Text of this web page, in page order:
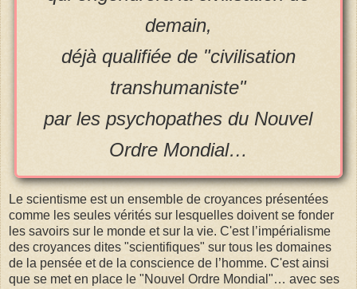
demain,
déjà qualifiée de "civilisation
transhumaniste"
par les psychopathes du Nouvel
Ordre Mondial…
Le scientisme est un ensemble de croyances présentées
comme les seules vérités sur lesquelles doivent se fonder
les savoirs sur le monde et sur la vie. C'est l’impérialisme
des croyances dites "scientifiques" sur tous les domaines
de la pensée et de la conscience de l’homme. C'est ainsi
que se met en place le "Nouvel Ordre Mondial"… avec ses